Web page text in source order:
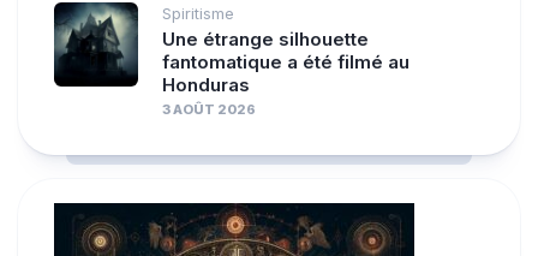
Spiritisme
Une étrange silhouette
fantomatique a été filmé au
Honduras
3 AOÛT 2026